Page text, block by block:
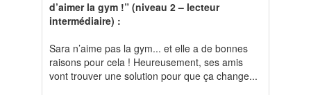
d’aimer la gym !” (niveau 2 – lecteur
intermédiaire) :
Sara n’aime pas la gym... et elle a de bonnes
raisons pour cela ! Heureusement, ses amis
vont trouver une solution pour que ça change...